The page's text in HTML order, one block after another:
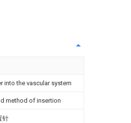
into the vascular system
method of insertion
针